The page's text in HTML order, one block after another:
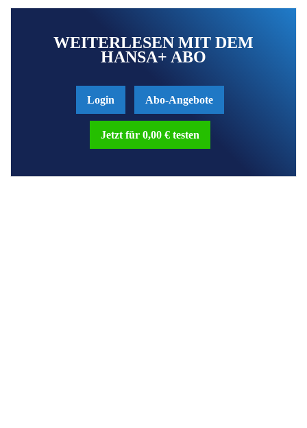
WEITERLESEN MIT DEM
HANSA+ ABO
Login Abo-Angebote
Jetzt für 0,00 € testen